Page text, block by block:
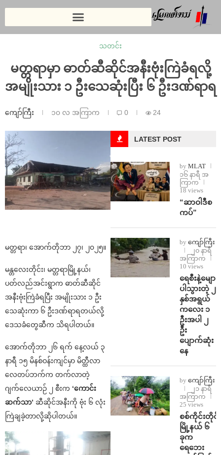
သတင်း
မတ္တရာမှာ ဓာတ်ဆီဆိုင်အနီးဗုံးကြဲခံရလို့
အမျိုးသား ၁ ဦးသေဆုံးပြီး ၆ ဦးဒဏ်ရာရ
ကျော်ကြီး ၁၀ လ အကြာက 0 24
မတ္တရာ၊ အောက်တိုဘာ ၂၇၊ ၂၀၂၅။
မန္တလေးတိုင်း၊ မတ္တရာမြို့နယ်၊
ပတ်လည်အင်းရွာက ဓာတ်ဆီဆိုင်
အနီးဗုံးကြဲခံရပြီး အမျိုးသား ၁ ဦး
သေဆုံးကာ ၆ ဦးဒဏ်ရာရတယ်လို့
ဒေသခံတွေဆီက သိရပါတယ်။
အောက်တိုဘာ ၂၆ ရက် နေ့လယ် ၃
နာရီ ၁၅ မိနစ်ဝန်းကျင်မှာ မိတ္ထီလာ
လေတပ်ဘက်က တက်လာတဲ့
ဂျက်လေယာဉ် ၂ စီးက ‘ကောင်း
ဆက်သာ’ ဆီဆိုင်အနီးကို ဗုံး ၆ လုံး
ကြဲချခဲ့တာလို့ဆိုပါတယ်။
LATEST POST
by MLAT
၁၆ နာရီ အ
ကြာက
18 views
“ဆာဝါဒီစ
ကပ်”
by ကျော်ကြီး
၂၀ နာရီ
အကြာက
10 views
ရေစီးနဲ့မျော
ပါသွားတဲ့ ၂
နှစ်အရွယ်
ကလေး ၁
ဦးအပါ ၂
ဦး
ပျောက်ဆုံး
နေ
by ကျော်ကြီး
၂၁ နာရီ
အကြာက
25 views
စစ်ကိုင်းတိုင်း
မြို့နယ် ၆
ခုက
ရေဘေး